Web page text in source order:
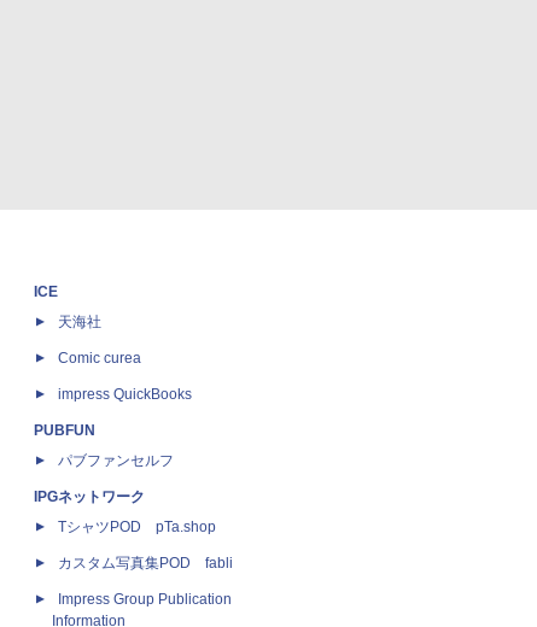
ICE
天海社
Comic curea
impress QuickBooks
PUBFUN
パブファンセルフ
IPGネットワーク
TシャツPOD pTa.shop
カスタム写真集POD fabli
Impress Group Publication
Information